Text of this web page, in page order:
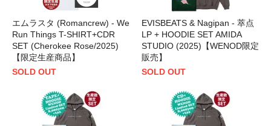
エムラスタ (Romancrew) - We
Run Things T-SHIRT+CDR
SET (Cherokee Rose/2025)
【限定生産商品】
SOLD OUT
EVISBEATS & Nagipan - 萃点
LP + HOODIE SET AMIDA
STUDIO (2025)【WENOD限定
販売】
SOLD OUT